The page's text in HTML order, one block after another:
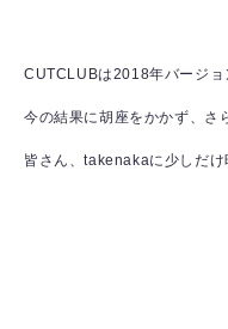
CUTCLUBは2018年バージョ
今の結果に胡座をかかず、さ
皆さん、takenakaに少しだ